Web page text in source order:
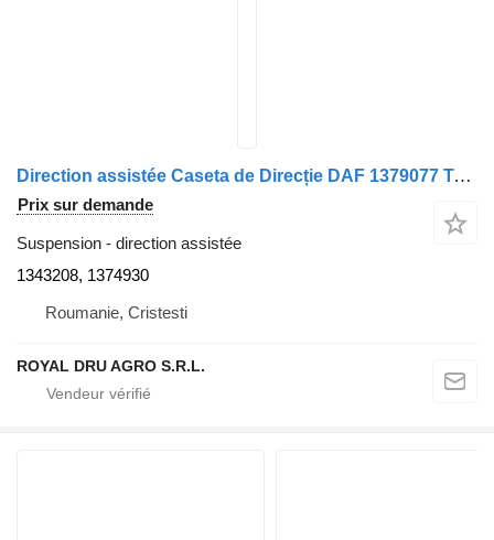
Direction assistée Caseta de Direcție DAF 1379077 TA5826201 Made in Spain 1343208, 1374930 pour camion TRW TA85620J
Prix sur demande
Suspension - direction assistée
1343208, 1374930
Roumanie, Cristesti
ROYAL DRU AGRO S.R.L.